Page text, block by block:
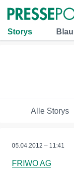
Storys
Alle Storys
05.04.2012 – 11:41
FRIWO AG